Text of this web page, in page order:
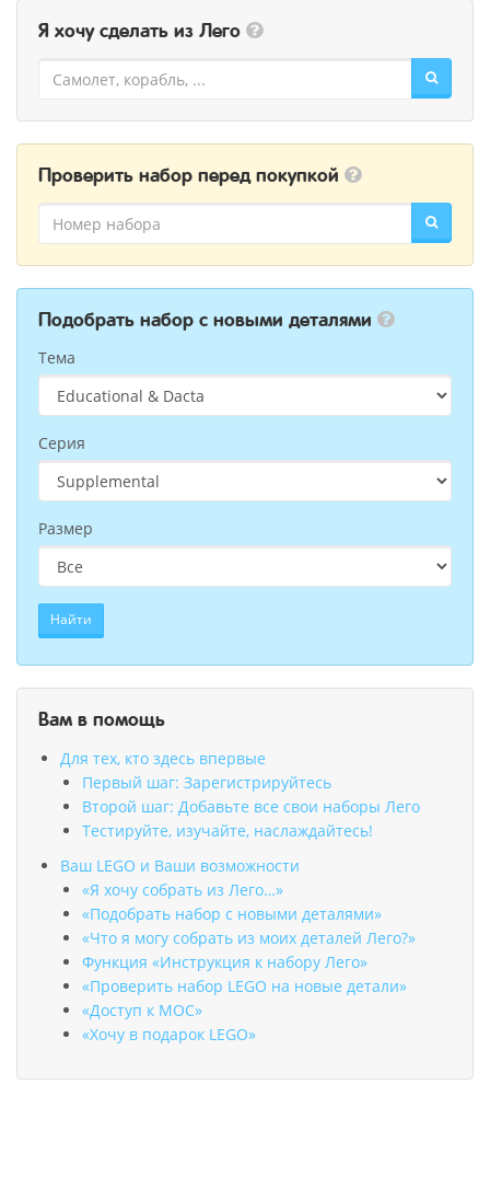
Я хочу сделать из Лего
Проверить набор перед покупкой
Подобрать набор с новыми деталями
Тема
Серия
Размер
Найти
Вам в помощь
Для тех, кто здесь впервые
Первый шаг: Зарегистрируйтесь
Второй шаг: Добавьте все свои наборы Лего
Тестируйте, изучайте, наслаждайтесь!
Ваш LEGO и Ваши возможности
«Я хочу собрать из Лего…»
«Подобрать набор с новыми деталями»
«Что я могу собрать из моих деталей Лего?»
Функция «Инструкция к набору Лего»
«Проверить набор LEGO на новые детали»
«Доступ к MOC»
«Хочу в подарок LEGO»